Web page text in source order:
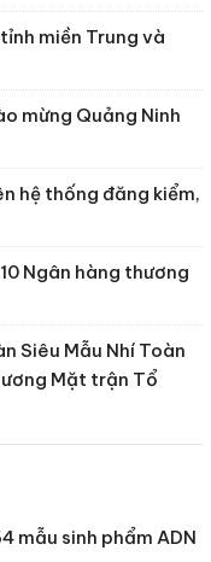
miền Trung và
mừng Quảng Ninh
hệ thống đăng kiểm,
Ngân hàng thương
Siêu Mẫu Nhí Toàn
Mặt trận Tổ
mẫu sinh phẩm ADN